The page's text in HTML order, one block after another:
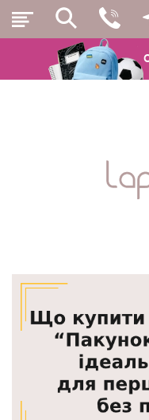
ШКІЛЬНІ РЮКЗАКИ ТА
ПЕНАЛИ
МІШКИ ДЛЯ ВЗУТТЯ
ПЛЯШКИ ДЛЯ ВОДИ
DELUNE